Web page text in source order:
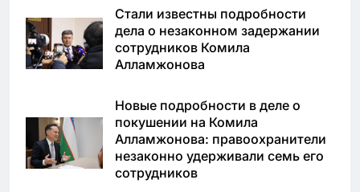
Стали известны подробности
дела о незаконном задержании
сотрудников Комила
Алламжонова
Новые подробности в деле о
покушении на Комила
Алламжонова: правоохранители
незаконно удерживали семь его
сотрудников